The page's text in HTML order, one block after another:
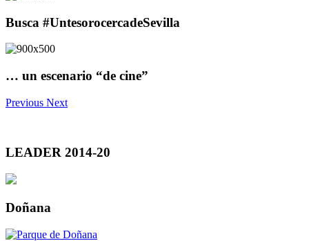
Busca #UntesorocercadeSevilla
… un escenario “de cine”
Previous Next
LEADER 2014-20
Doñana